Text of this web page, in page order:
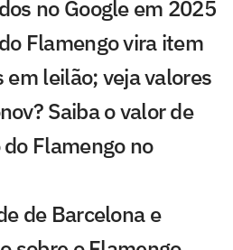
no Google em 2025
Flamengo vira item
leilão; veja valores
Saiba o valor de
Flamengo no
de Barcelona e